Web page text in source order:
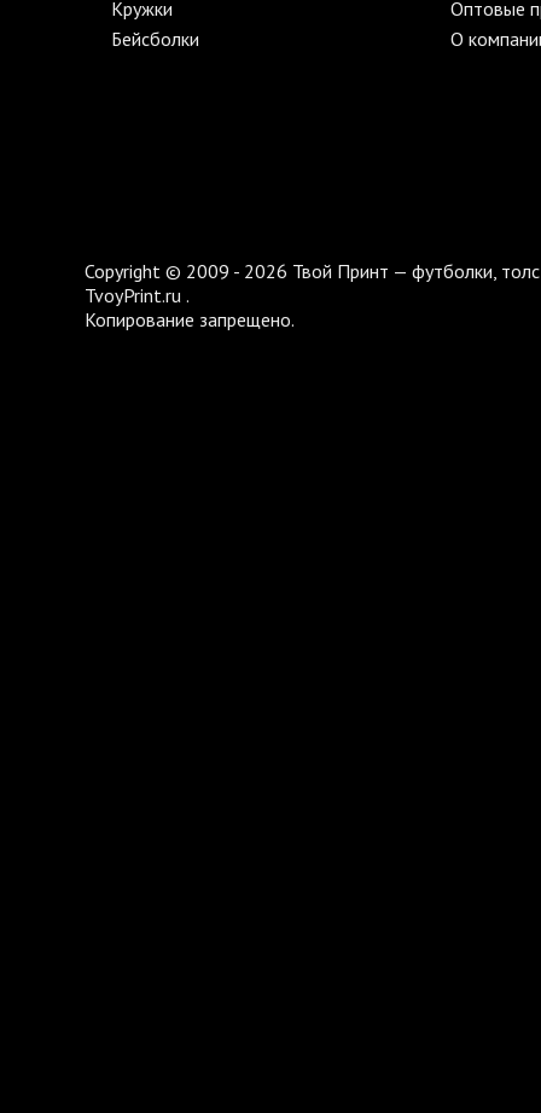
Кружки
Бейсболки
Оптовые
О
Copyright © 2009 - 2026 Твой Принт — футболки,
TvoyPrint.ru .
Копирование запрещено.